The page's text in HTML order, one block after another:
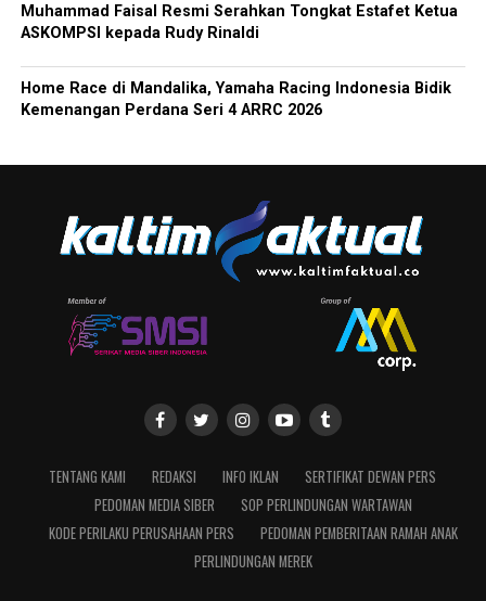
Muhammad Faisal Resmi Serahkan Tongkat Estafet Ketua
ASKOMPSI kepada Rudy Rinaldi
Home Race di Mandalika, Yamaha Racing Indonesia Bidik
Kemenangan Perdana Seri 4 ARRC 2026
TENTANG KAMI REDAKSI INFO IKLAN
SERTIFIKAT DEWAN PERS
PEDOMAN MEDIA SIBER
SOP PERLINDUNGAN WARTAWAN
KODE PERILAKU PERUSAHAAN PERS
PEDOMAN PEMBERITAAN RAMAH ANAK
PERLINDUNGAN MEREK